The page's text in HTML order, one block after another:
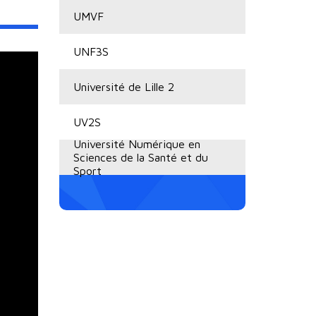
UMVF
UNF3S
Université de Lille 2
UV2S
Université Numérique en
Sciences de la Santé et du
Sport